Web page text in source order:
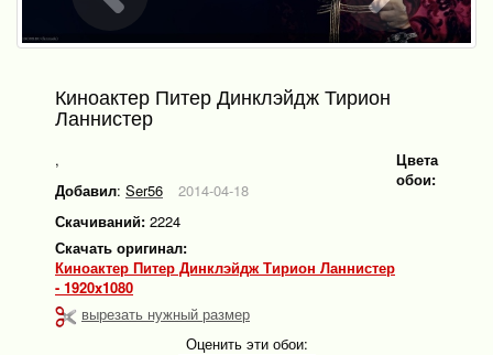
Киноактер Питер Динклэйдж Тирион
Ланнистер
,
Добавил: Ser56
2014-04-18
Скачиваний: 2224
Скачать оригинал:
Киноактер Питер Динклэйдж Тирион Ланнистер
- 1920x1080
вырезать нужный размер
Цвета
обои:
Оценить эти обои: